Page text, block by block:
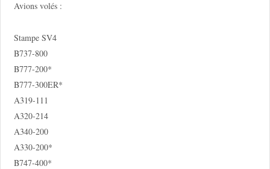
Avions volés :
Stampe SV4
B737-800
B777-200*
B777-300ER*
A319-111
A320-214
A340-200
A330-200*
B747-400*